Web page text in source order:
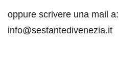
oppure scrivere una mail a:
info@sestantedivenezia.it